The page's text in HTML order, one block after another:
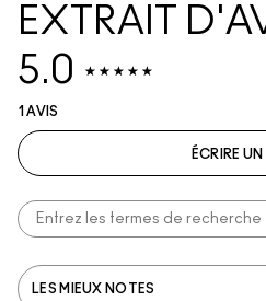
EXTRAIT
5.0
1 AVIS
ÉCRIRE